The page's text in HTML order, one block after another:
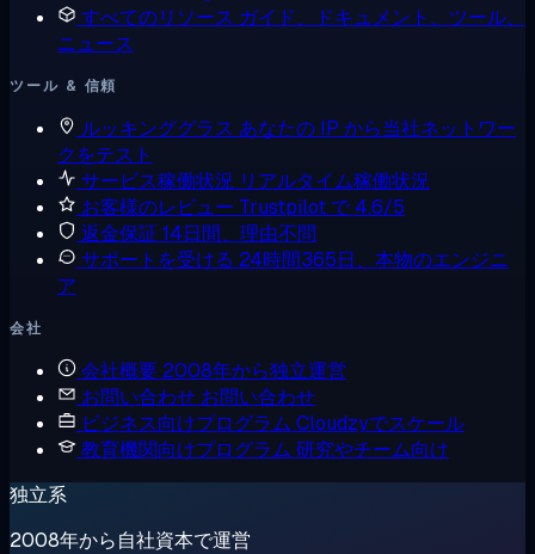
すべてのリソース ガイド、ドキュメント、ツール、
ニュース
ツール & 信頼
ルッキンググラス あなたの IP から当社ネットワー
クをテスト
サービス稼働状況 リアルタイム稼働状況
お客様のレビュー Trustpilot で 4.6/5
返金保証 14日間、理由不問
サポートを受ける 24時間365日、本物のエンジニ
ア
会社
会社概要 2008年から独立運営
お問い合わせ お問い合わせ
ビジネス向けプログラム Cloudzyでスケール
教育機関向けプログラム 研究やチーム向け
独立系
2008年から自社資本で運営